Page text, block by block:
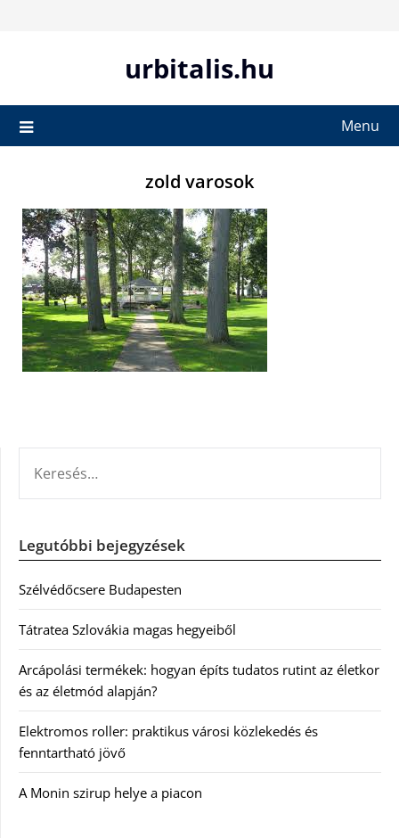
urbitalis.hu
Menu
zold varosok
Legutóbbi bejegyzések
Szélvédőcsere Budapesten
Tátratea Szlovákia magas hegyeiből
Arcápolási termékek: hogyan építs tudatos rutint az életkor
és az életmód alapján?
Elektromos roller: praktikus városi közlekedés és
fenntartható jövő
A Monin szirup helye a piacon